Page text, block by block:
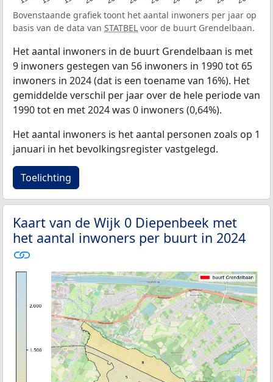
Bovenstaande grafiek toont het aantal inwoners per jaar op
basis van de data van STATBEL voor de buurt Grendelbaan.
Het aantal inwoners in de buurt Grendelbaan is met
9 inwoners gestegen van 56 inwoners in 1990 tot 65
inwoners in 2024 (dat is een toename van 16%). Het
gemiddelde verschil per jaar over de hele periode van
1990 tot en met 2024 was 0 inwoners (0,64%).
Het aantal inwoners is het aantal personen zoals op 1
januari in het bevolkingsregister vastgelegd.
Toelichting
Kaart van de Wijk 0 Diepenbeek met
het aantal inwoners per buurt in 2024